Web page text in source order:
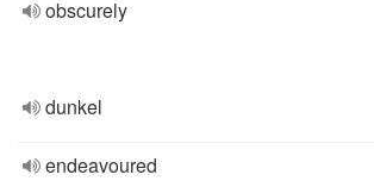
obscurely
dunkel
endeavoured